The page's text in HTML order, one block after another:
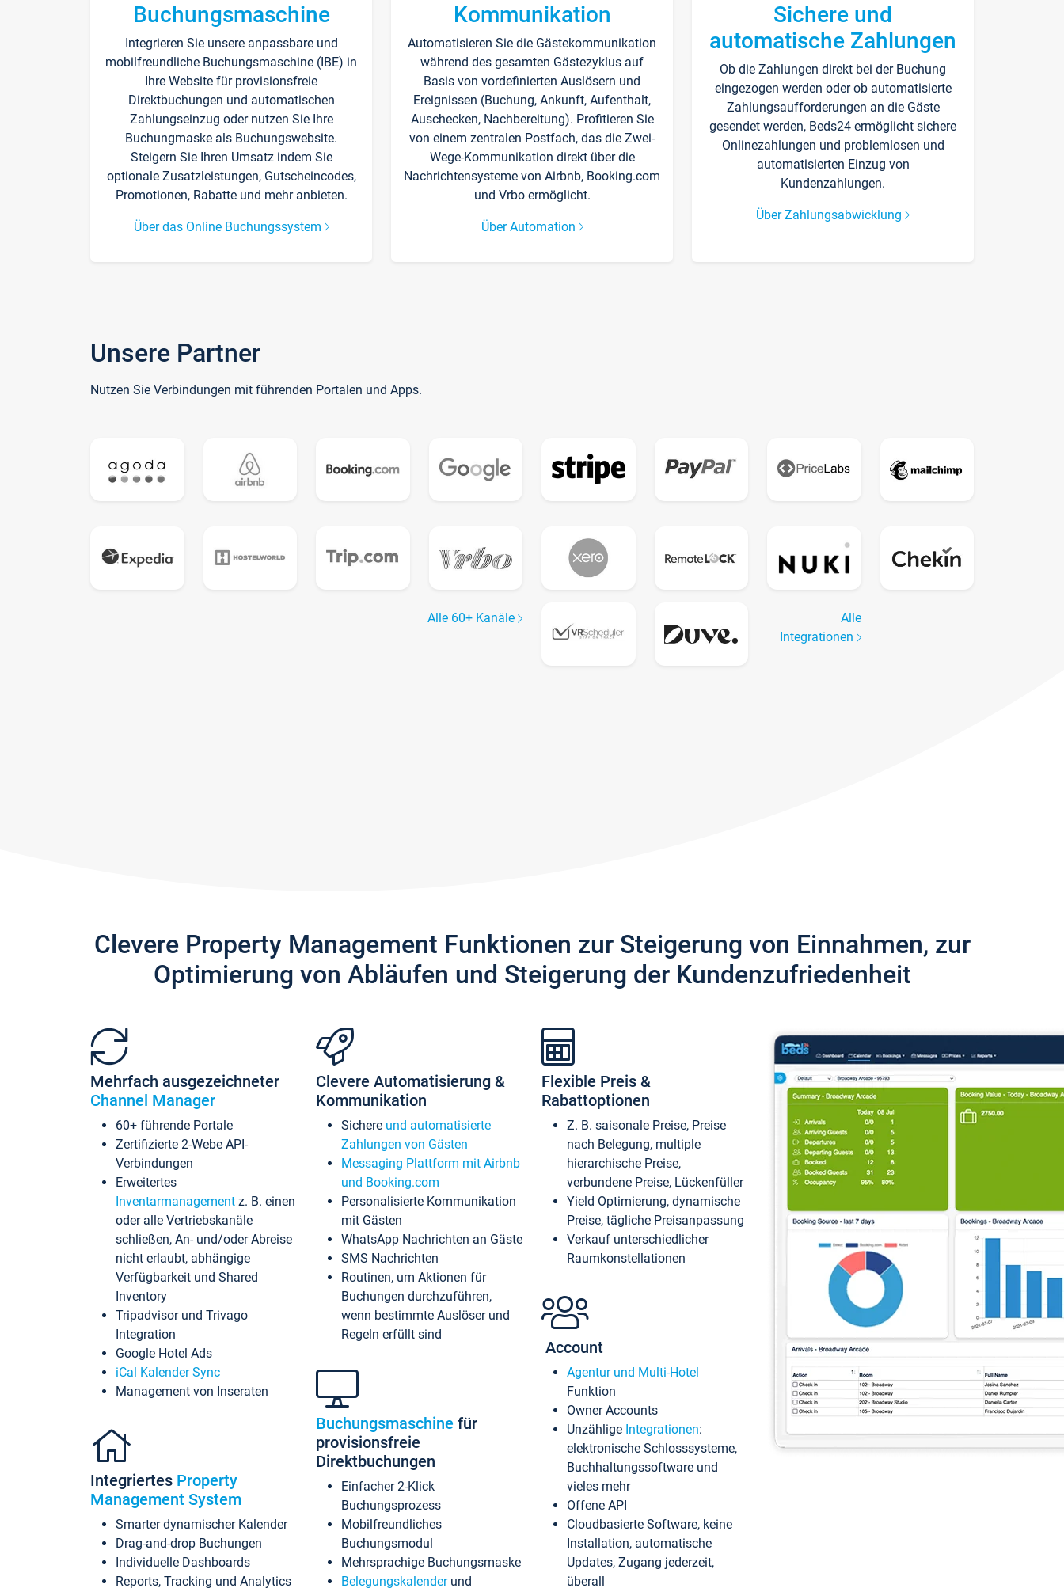
Buchungsmaschine
Integrieren Sie unsere anpassbare und
mobilfreundliche Buchungsmaschine (IBE) in
Ihre Website für provisionsfreie
Direktbuchungen und automatischen
Zahlungseinzug oder nutzen Sie Ihre
Buchungmaske als Buchungswebsite.
Steigern Sie Ihren Umsatz indem Sie
optionale Zusatzleistungen, Gutscheincodes,
Promotionen, Rabatte und mehr anbieten.
Über das Online Buchungssystem
Kommunikation
Automatisieren Sie die Gästekommunikation
während des gesamten Gästezyklus auf
Basis von vordefinierten Auslösern und
Ereignissen (Buchung, Ankunft, Aufenthalt,
Auschecken, Nachbereitung). Profitieren Sie
von einem zentralen Postfach, das die Zwei-
Wege-Kommunikation direkt über die
Nachrichtensysteme von Airbnb, Booking.com
und Vrbo ermöglicht.
Über Automation
Sichere und
automatische Zahlungen
Ob die Zahlungen direkt bei der Buchung
eingezogen werden oder ob automatisierte
Zahlungsaufforderungen an die Gäste
gesendet werden, Beds24 ermöglicht sichere
Onlinezahlungen und problemlosen und
automatisierten Einzug von
Kundenzahlungen.
Über Zahlungsabwicklung
Unsere Partner
Nutzen Sie Verbindungen mit führenden Portalen und Apps.
Alle 60+ Kanäle
Alle
Integrationen
Clevere Property Management Funktionen zur Steigerung von Einnahmen, zur
Optimierung von Abläufen und Steigerung der Kundenzufriedenheit
Mehrfach ausgezeichneter
Channel Manager
60+ führende Portale
Zertifizierte 2-Webe API-
Verbindungen
Erweitertes
Inventarmanagement z. B. einen
oder alle Vertriebskanäle
schließen, An- und/oder Abreise
nicht erlaubt, abhängige
Verfügbarkeit und Shared
Inventory
Tripadvisor und Trivago
Integration
Google Hotel Ads
iCal Kalender Sync
Management von Inseraten
Integriertes Property
Management System
Smarter dynamischer Kalender
Drag-and-drop Buchungen
Individuelle Dashboards
Reports, Tracking und Analytics
Clevere Automatisierung &
Kommunikation
Sichere und automatisierte
Zahlungen von Gästen
Messaging Plattform mit Airbnb
und Booking.com
Personalisierte Kommunikation
mit Gästen
WhatsApp Nachrichten an Gäste
SMS Nachrichten
Routinen, um Aktionen für
Buchungen durchzuführen,
wenn bestimmte Auslöser und
Regeln erfüllt sind
Buchungsmaschine für
provisionsfreie
Direktbuchungen
Einfacher 2-Klick
Buchungsprozess
Mobilfreundliches
Buchungsmodul
Mehrsprachige Buchungsmaske
Belegungskalenderund
Flexible Preis &
Rabattoptionen
Z. B. saisonale Preise, Preise
nach Belegung, multiple
hierarchische Preise,
verbundene Preise, Lückenfüller
Yield Optimierung, dynamische
Preise, tägliche Preisanpassung
Verkauf unterschiedlicher
Raumkonstellationen
Account
Agentur und Multi-Hotel
Funktion
Owner Accounts
Unzählige Integrationen:
elektronische Schlosssysteme,
Buchhaltungssoftware und
vieles mehr
Offene API
Cloudbasierte Software, keine
Installation, automatische
Updates, Zugang jederzeit,
überall